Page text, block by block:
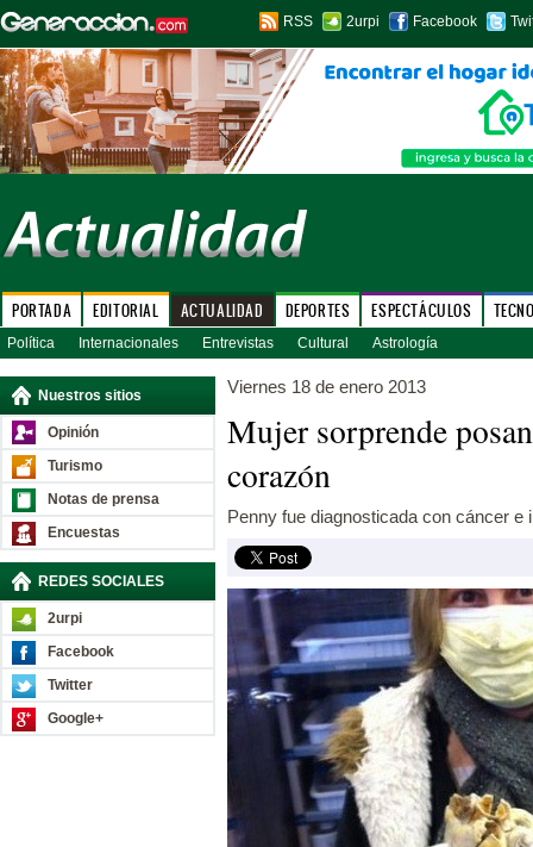
RSS 2urpi Facebook
PORTADA EDITORIAL ACTUALIDAD DEPORTES ESPECTÁCULOS
Política Internacionales Entrevistas Cultural Astrología
Nuestros sitios
Opinión
Turismo
Notas de prensa
Encuestas
REDES SOCIALES
2urpi
Facebook
Twitter
Google+
Viernes 18 de enero 2013
Mujer sorprende
corazón
Penny fue diagnosticada con cáncer e